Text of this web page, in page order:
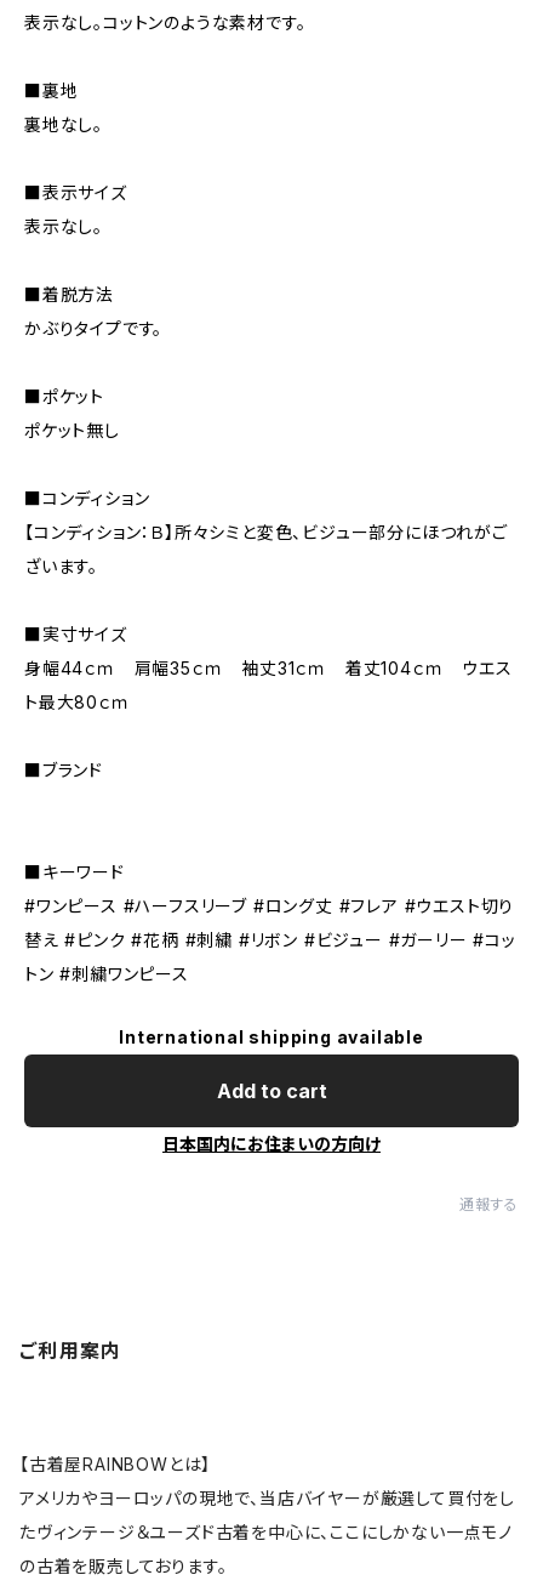
表示なし。コットンのような素材です。
■裏地
裏地なし。
■表示サイズ
表示なし。
■着脱方法
かぶりタイプです。
■ポケット
ポケット無し
■コンディション
【コンディション：Ｂ】所々シミと変色、ビジュー部分にほつれがご
ざいます。
■実寸サイズ
身幅44ｃｍ 肩幅35ｃｍ 袖丈31ｃｍ 着丈104ｃｍ ウエス
ト最大80ｃｍ
■ブランド
■キーワード
#ワンピース #ハーフスリーブ #ロング丈 #フレア #ウエスト切り
替え #ピンク #花柄 #刺繍 #リボン #ビジュー #ガーリー #コッ
トン #刺繍ワンピース
International shipping available
Add to cart
日本国内にお住まいの方向け
通報する
ご利用案内
【古着屋RAINBOWとは】
アメリカやヨーロッパの現地で、当店バイヤーが厳選して買付をし
たヴィンテージ＆ユーズド古着を中心に、ここにしかない一点モノ
の古着を販売しております。